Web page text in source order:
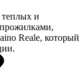
и
Reale, который